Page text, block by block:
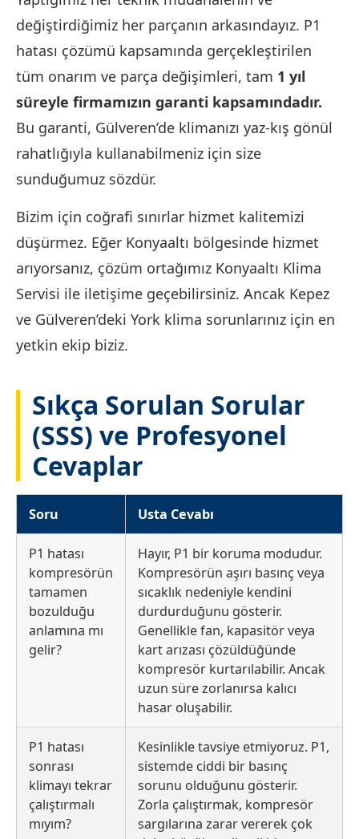
değiştirdiğimiz her parçanın arkasındayız. P1
hatası çözümü kapsamında gerçekleştirilen
tüm onarım ve parça değişimleri, tam 1 yıl
süreyle firmamızın garanti kapsamındadır.
Bu garanti, Gülveren’de klimanızı yaz-kış gönül
rahatlığıyla kullanabilmeniz için size
sunduğumuz sözdür.
Bizim için coğrafi sınırlar hizmet kalitemizi
düşürmez. Eğer Konyaaltı bölgesinde hizmet
arıyorsanız, çözüm ortağımız Konyaaltı Klima
Servisi ile iletişime geçebilirsiniz. Ancak Kepez
ve Gülveren’deki York klima sorunlarınız için en
yetkin ekip biziz.
Sıkça Sorulan Sorular
(SSS) ve Profesyonel
Cevaplar
Soru Usta Cevabı
P1 hatası
kompresörün
tamamen
bozulduğu
anlamına mı
gelir?
Hayır, P1 bir koruma modudur.
Kompresörün aşırı basınç veya
sıcaklık nedeniyle kendini
durdurduğunu gösterir.
Genellikle fan, kapasitör veya
kart arızası çözüldüğünde
kompresör kurtarılabilir. Ancak
uzun süre zorlanırsa kalıcı
hasar oluşabilir.
P1 hatası
sonrası
klimayı tekrar
çalıştırmalı
mıyım?
Kesinlikle tavsiye etmiyoruz. P1,
sistemde ciddi bir basınç
sorunu olduğunu gösterir.
Zorla çalıştırmak, kompresör
sargılarına zarar vererek çok